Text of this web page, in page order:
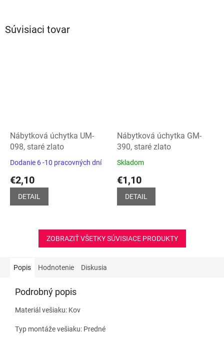
Súvisiaci tovar
Nábytková úchytka UM-
098, staré zlato
Priemerné
produktu
hviezdičiek.
Dodanie 6 -10 pracovných dní
€2,10
DETAIL
Nábytková úchytka GM-
390, staré zlato
Priemerné
produktu
hviezdičiek.
Skladom
€1,10
DETAIL
ZOBRAZIŤ VŠETKY SÚVISIACE PRODUKTY
Popis Hodnotenie Diskusia
Podrobný popis
Materiál vešiaku: Kov
Typ montáže vešiaku: Predné